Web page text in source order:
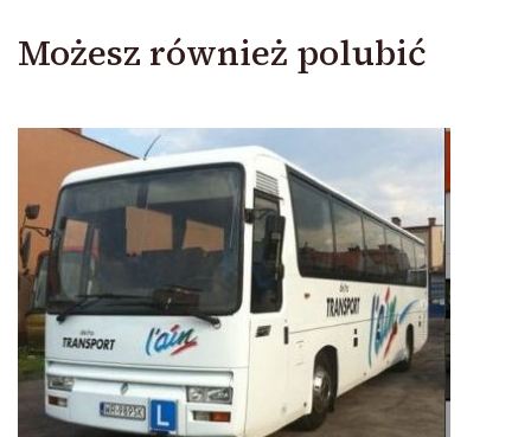
Możesz również polubić